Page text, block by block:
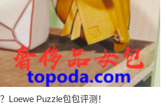
Loewe Puzzle包包评测！